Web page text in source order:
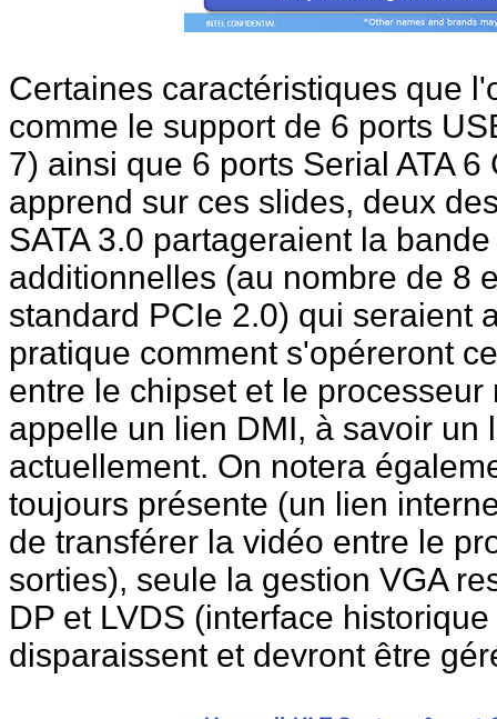
Certaines caractéristiques que
comme le support de 6 ports
7) ainsi que 6 ports Serial ATA
apprend sur ces slides, deux
SATA 3.0 partageraient la
additionnelles (au nombre de 8
standard PCIe 2.0) qui seraient
pratique comment s'opéreront
entre le chipset et le
appelle un lien DMI, à savoir un
actuellement. On notera
toujours présente (un lien
de transférer la vidéo entre le
sorties), seule la gestion VGA
DP et LVDS (interface
disparaissent et devront être